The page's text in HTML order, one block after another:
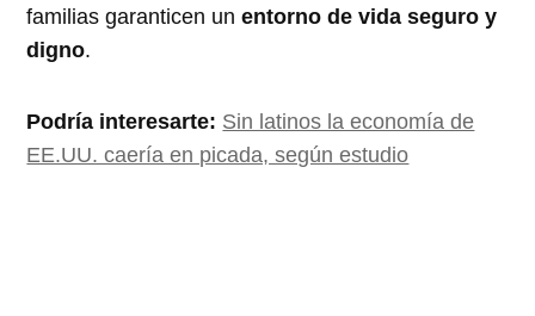
familias garanticen unentorno de vida seguro y
digno.
Podría interesarte: Sin latinos la economía de
EE.UU. caería en picada, según estudio